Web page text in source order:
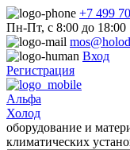
+7 499
Пн-Пт, с 8:00 до 18:00
Вход
Регистрация
Альфа
Холод
оборудование и
климатических